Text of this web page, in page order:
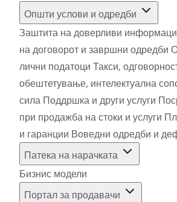
Општи услови и одредби
Заштита на доверливи
на договорот и завршни одредби
лични податоци Такси,
обештетување, интелектуална
сила Поддршка и други услуги
при продажба на стоки и услуги
и гаранции Воведни одредби и
Патека на нарачката
Бизнис модели
Портал за продавачи